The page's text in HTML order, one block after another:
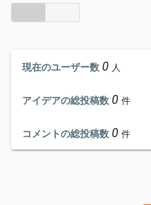
現在のユーザー数 0 人
アイデアの総投稿数 0 件
コメントの総投稿数 0 件